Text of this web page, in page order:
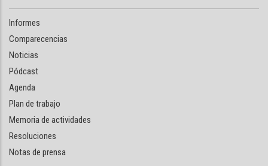
Informes
Comparecencias
Noticias
Pódcast
Agenda
Plan de trabajo
Memoria de actividades
Resoluciones
Notas de prensa